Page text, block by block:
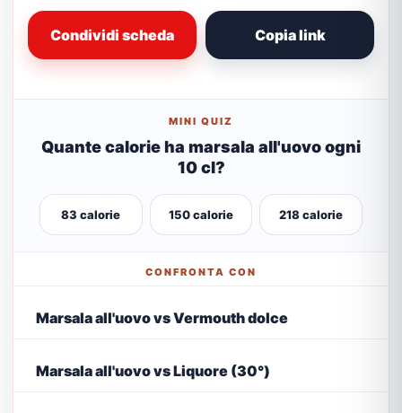
Condividi scheda Copia link
MINI QUIZ
Quante calorie ha marsala all'uovo ogni
10 cl?
83 calorie 150 calorie 218 calorie
CONFRONTA CON
Marsala all'uovo vs Vermouth dolce
Marsala all'uovo vs Liquore (30°)